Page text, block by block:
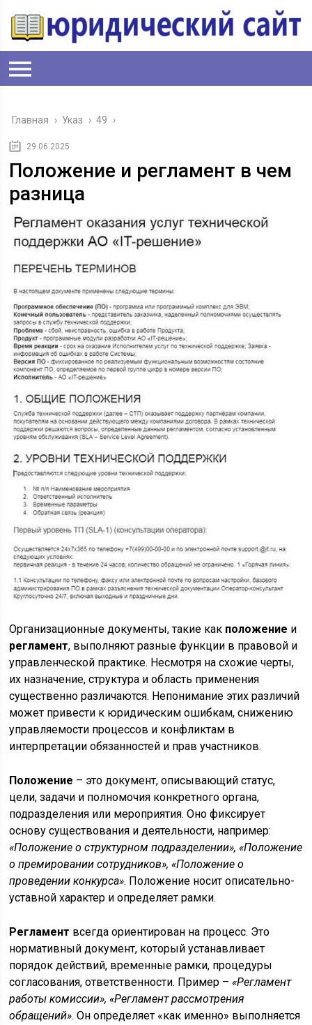
Главная › Указ › 49 ›
29.06.2025
Положение и регламент в чем
разница
Организационные документы, такие как положение и
регламент, выполняют разные функции в правовой и
управленческой практике. Несмотря на схожие черты,
их назначение, структура и область применения
существенно различаются. Непонимание этих различий
может привести к юридическим ошибкам, снижению
управляемости процессов и конфликтам в
интерпретации обязанностей и прав участников.
Положение – это документ, описывающий статус,
цели, задачи и полномочия конкретного органа,
подразделения или мероприятия. Оно фиксирует
основу существования и деятельности, например:
«Положение о структурном подразделении», «Положение
о премировании сотрудников», «Положение о
проведении конкурса». Положение носит описательно-
уставной характер и определяет рамки.
Регламент всегда ориентирован на процесс. Это
нормативный документ, который устанавливает
порядок действий, временные рамки, процедуры
согласования, ответственности. Пример –«Регламент
работы комиссии», «Регламент рассмотрения
обращений». Он определяет «как именно» выполняется